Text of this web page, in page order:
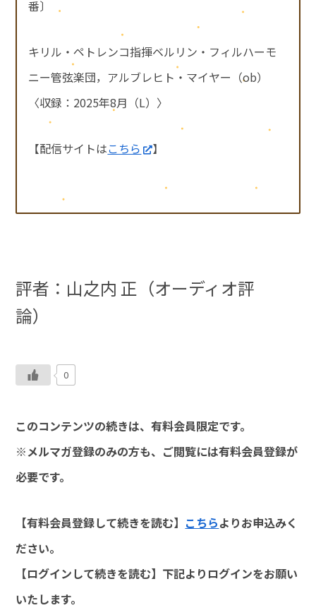
番〕
キリル・ペトレンコ指揮ベルリン・フィルハーモ
ニー管弦楽団，アルブレヒト・マイヤー（ob）
〈収録：2025年8月（L）〉
【配信サイトはこちら 】
評者：山之内 正（オーディオ評
論）
0
このコンテンツの続きは、有料会員限定です。
※メルマガ登録のみの方も、ご閲覧には有料会員登録が
必要です。
【有料会員登録して続きを読む】 こちらよりお申込みく
ださい。
【ログインして続きを読む】下記よりログインをお願い
いたします。